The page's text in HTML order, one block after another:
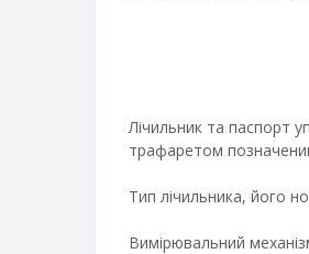
Лічильник та паспорт
трафаретом
Тип лічильника, його
Вимірювальний